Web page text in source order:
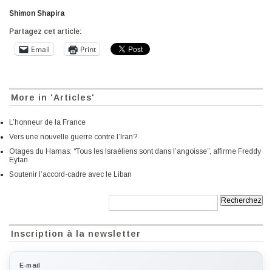
Shimon Shapira
Partagez cet article:
Email Print
More in 'Articles'
L’honneur de la France
Vers une nouvelle guerre contre l’Iran?
Otages du Hamas: “Tous les Israéliens sont dans l’angoisse”, affirme Freddy
Eytan
Soutenir l’accord-cadre avec le Liban
Inscription à la newsletter
E-mail